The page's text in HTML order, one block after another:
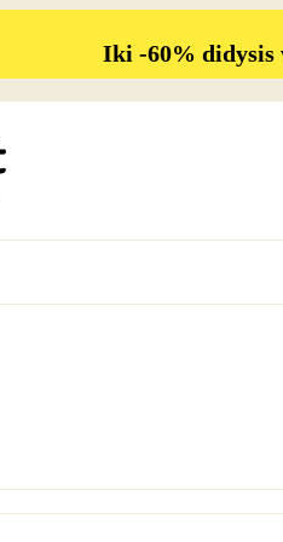
Iki -60% didysis